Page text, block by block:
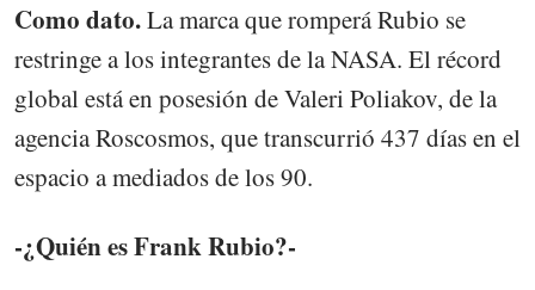
Como dato.La marca que romperá Rubio se
restringe a los integrantes de la NASA. El récord
global está en posesión de Valeri Poliakov, de la
agencia Roscosmos, que transcurrió 437 días en el
espacio a mediados de los 90.
-¿Quién es Frank Rubio?-